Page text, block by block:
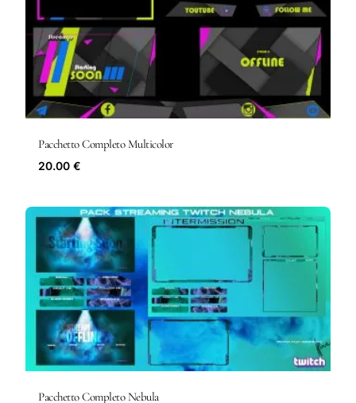
Pacchetto Completo Multicolor
20.00 €
Pacchetto Completo Nebula